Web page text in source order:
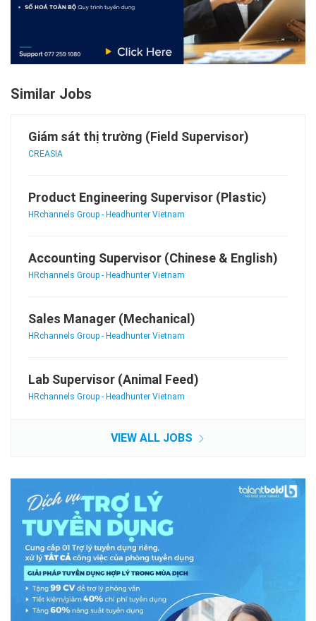
Similar Jobs
Giám sát thị trường (Field Supervisor)
CREASIA
Product Engineering Supervisor (Plastic)
HRchannels Group - Headhunter Vietnam
Accounting Supervisor (Chinese & English)
HRchannels Group - Headhunter Vietnam
Sales Manager (Mechanical)
HRchannels Group - Headhunter Vietnam
Lab Supervisor (Animal Feed)
HRchannels Group - Headhunter Vietnam
VIEW ALL JOBS